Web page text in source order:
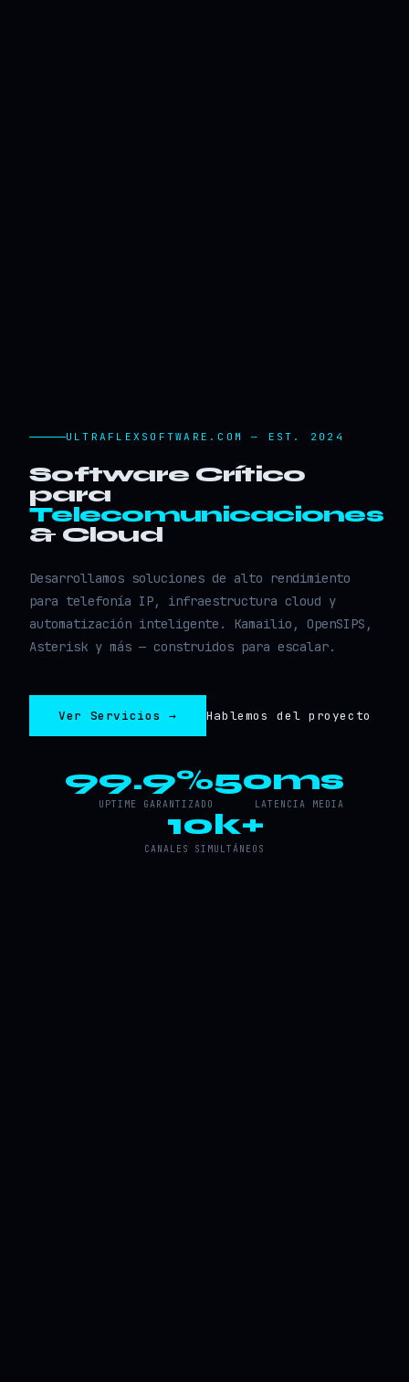
ULTRAFLEXSOFTWARE.COM — EST. 2024
Software Crítico
para
Telecomunicaciones
& Cloud
Desarrollamos soluciones de alto rendimiento
para telefonía IP, infraestructura cloud y
automatización inteligente. Kamailio, OpenSIPS,
Asterisk y más — construidos para escalar.
Ver Servicios → Hablemos del proyecto
99.9%
UPTIME GARANTIZADO
50ms
LATENCIA MEDIA
10k+
CANALES SIMULTÁNEOS